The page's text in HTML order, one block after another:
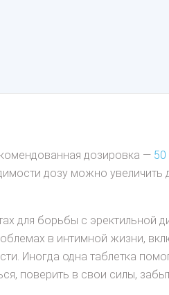
дозировка — 50
дозу можно увеличить
для борьбы с эректильной
в интимной жизни,
Иногда одна таблетка
поверить в свои силы,